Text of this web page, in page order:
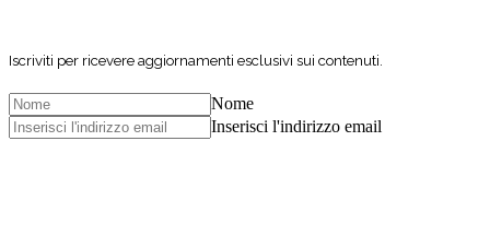
Iscriviti per ricevere aggiornamenti esclusivi sui contenuti.
Nome
Inserisci l'indirizzo email